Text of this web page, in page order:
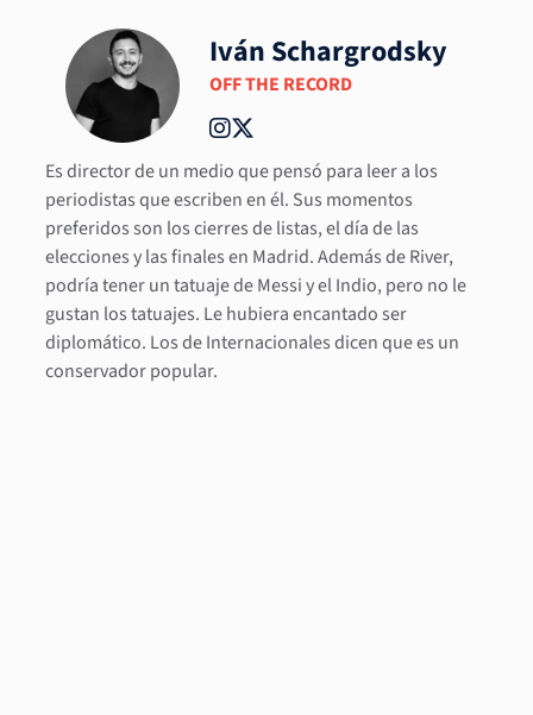
Iván Schargrodsky
OFF THE RECORD
Es director de un medio que pensó para leer a los
periodistas que escriben en él. Sus momentos
preferidos son los cierres de listas, el día de las
elecciones y las finales en Madrid. Además de River,
podría tener un tatuaje de Messi y el Indio, pero no le
gustan los tatuajes. Le hubiera encantado ser
diplomático. Los de Internacionales dicen que es un
conservador popular.